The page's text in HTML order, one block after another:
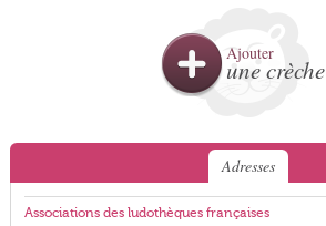
Ajouter
une crèche
Adresses
Associations des ludothèques françaises